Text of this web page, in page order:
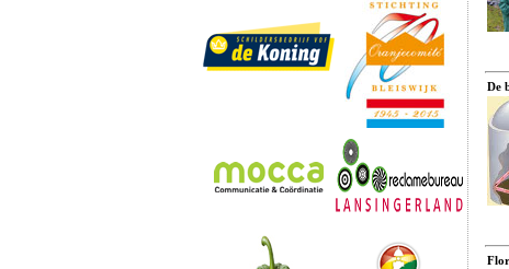
De